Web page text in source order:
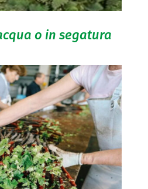
o in segatura